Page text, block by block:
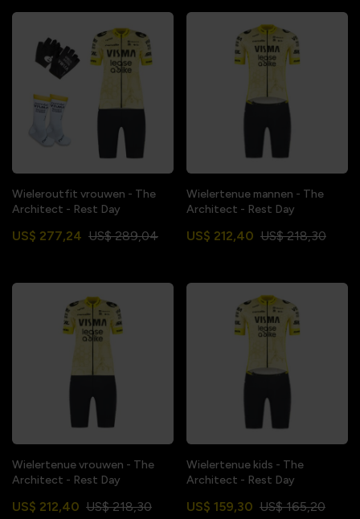
Wieleroutfit vrouwen - The
Architect - Rest Day
US$ 277,24 US$ 289,04
Wielertenue mannen - The
Architect - Rest Day
US$ 212,40 US$ 218,30
Wielertenue vrouwen - The
Architect - Rest Day
US$ 212,40 US$ 218,30
Wielertenue kids - The
Architect - Rest Day
US$ 159,30 US$ 165,20